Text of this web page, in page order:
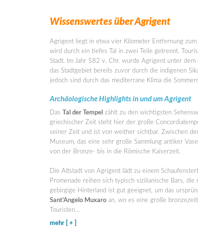
Wissenswertes über Agrigent
Agrigent liegt in etwa vier Kilometer Entfernung
wird durch ein tiefes Tal in zwei Teile getrennt.
Stadt. Im Jahr 582 v. Chr. wurde Agrigent unter
das Stadtgebiet bereits zuvor durch die indigenen
jedoch sind durch das mediterrane Klima die
Archäologische Highlights in und um Agrigent
Das Tal der Tempel zählt zu den wichtigsten
griechischer Zeit steht hier der große
seiner Zeit und ist von weither sichtbar. Zwischen
Museum, das eine sehr große Sammlung antiker
von der Bronze- bis in die Römische Kaiserzeit.
Die Altstadt von Agrigent lädt zu einem
Promenade reihen sich typisch sizilianische Bars,
gebirgige Hinterland ist gut geeignet, um das
Sant’Angelo Muxaro an, wo es eine große
Touristen…
mehr [ + ]